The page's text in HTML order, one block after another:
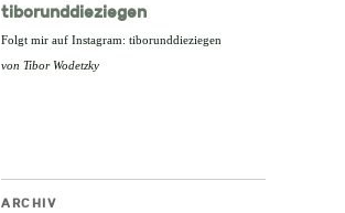
tiborunddieziegen
Folgt mir auf Instagram: tiborunddieziegen
von Tibor Wodetzky
ARCHIV